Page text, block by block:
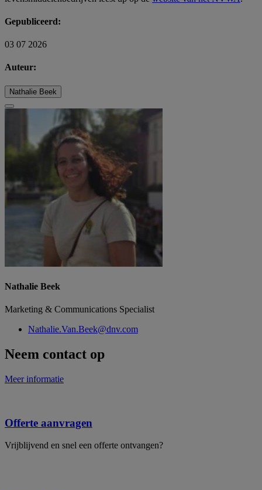
Gepubliceerd:
03 07 2026
Auteur:
Nathalie Beek
Nathalie Beek
Marketing & Communications Specialist
Nathalie.Van.Beek@dnv.com
Neem contact op
Meer informatie
Offerte aanvragen
Vrijblijvend en snel een offerte ontvangen?